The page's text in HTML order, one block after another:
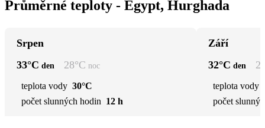
Průměrné teploty - Egypt, Hurghada
Srpen
33°C den 28°C noc
teplota vody 30°C
počet slunných hodin 12 h
Září
32°C den
teplota vody
počet